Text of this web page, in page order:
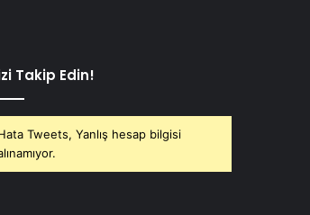
Takip Edin!
Tweets, Yanlış hesap bilgisi